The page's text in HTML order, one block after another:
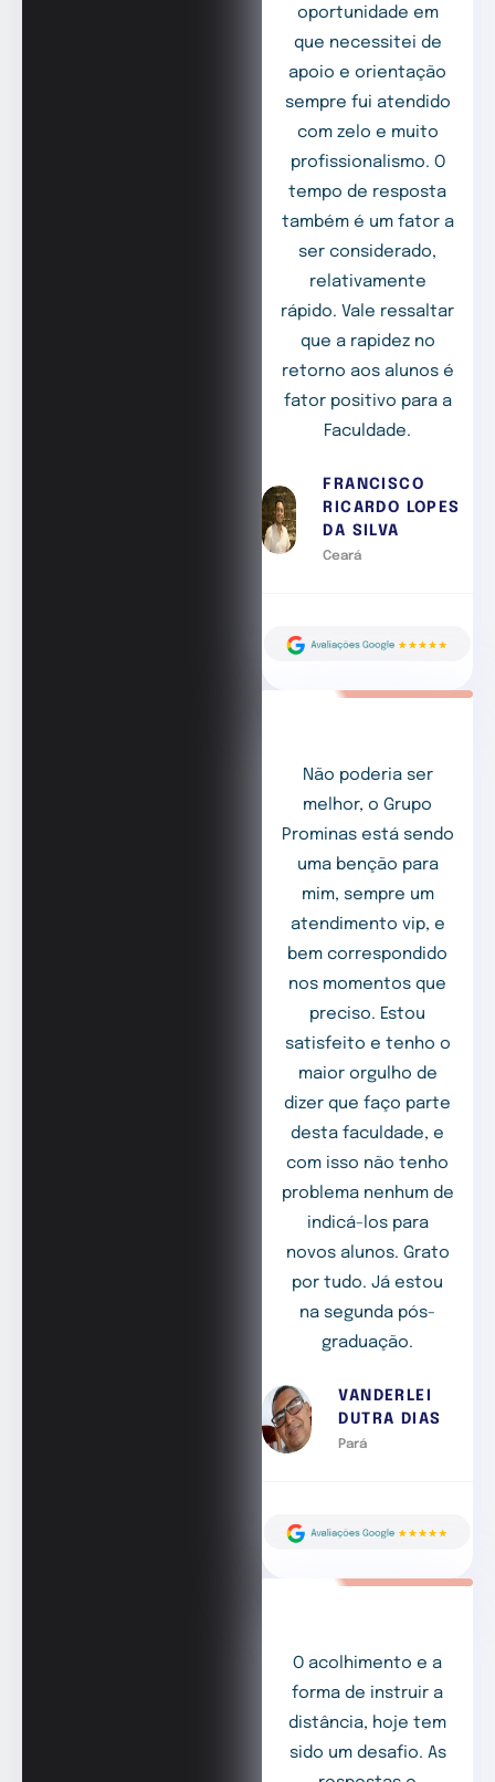
oportunidade em
que necessitei de
apoio e orientação
sempre fui atendido
com zelo e muito
profissionalismo. O
tempo de resposta
também é um fator a
ser considerado,
relativamente
rápido. Vale ressaltar
que a rapidez no
retorno aos alunos é
fator positivo para a
Faculdade.
FRANCISCO
RICARDO LOPES
DA SILVA
Ceará
Não poderia ser
melhor, o Grupo
Prominas está sendo
uma benção para
mim, sempre um
atendimento vip, e
bem correspondido
nos momentos que
preciso. Estou
satisfeito e tenho o
maior orgulho de
dizer que faço parte
desta faculdade, e
com isso não tenho
problema nenhum de
indicá-los para
novos alunos. Grato
por tudo. Já estou
na segunda pós-
graduação.
VANDERLEI
DUTRA DIAS
Pará
O acolhimento e a
forma de instruir a
distância, hoje tem
sido um desafio. As